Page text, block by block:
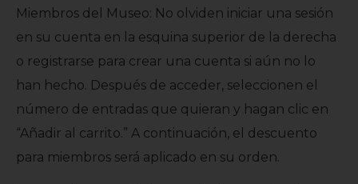
Miembros del Museo: No olviden iniciar una sesión
en su cuenta en la esquina superior de la derecha
o registrarse para crear una cuenta si aún no lo
han hecho. Después de acceder, seleccionen el
número de entradas que quieran y hagan clic en
“Añadir al carrito.” A continuación, el descuento
para miembros será aplicado en su orden.